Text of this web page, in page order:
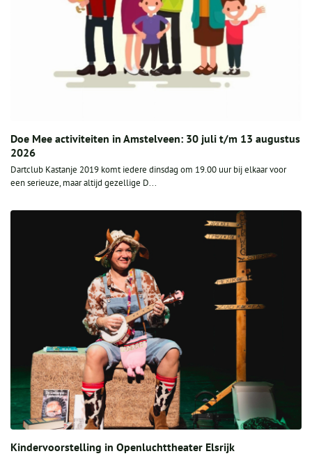
Doe Mee activiteiten in Amstelveen: 30 juli t/m 13 augustus
2026
Dartclub Kastanje 2019 komt iedere dinsdag om 19.00 uur bij elkaar voor
een serieuze, maar altijd gezellige D...
Kindervoorstelling in Openluchttheater Elsrijk